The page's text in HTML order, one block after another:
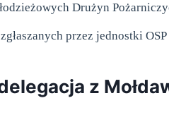
Drużyn
przez jednostki OSP
z